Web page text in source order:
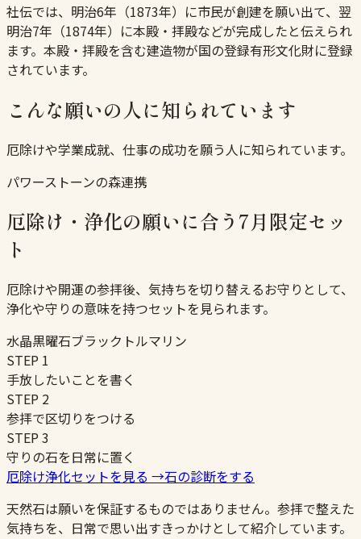
社伝では、明治6年（1873年）に市民が創建を願い出て、翌
明治7年（1874年）に本殿・拝殿などが完成したと伝えられ
ます。本殿・拝殿を含む建造物が国の登録有形文化財に登録
されています。
こんな願いの人に知られています
厄除けや学業成就、仕事の成功を願う人に知られています。
パワーストーンの森連携
厄除け・浄化の願いに合う7月限定セッ
ト
厄除けや開運の参拝後、気持ちを切り替えるお守りとして、
浄化や守りの意味を持つセットを見られます。
水晶黒曜石ブラックトルマリン
STEP 1
手放したいことを書く
STEP 2
参拝で区切りをつける
STEP3
守りの石を日常に置く
厄除け浄化セットを見る →石の診断をする
天然石は願いを保証するものではありません。参拝で整えた
気持ちを、日常で思い出すきっかけとして紹介しています。